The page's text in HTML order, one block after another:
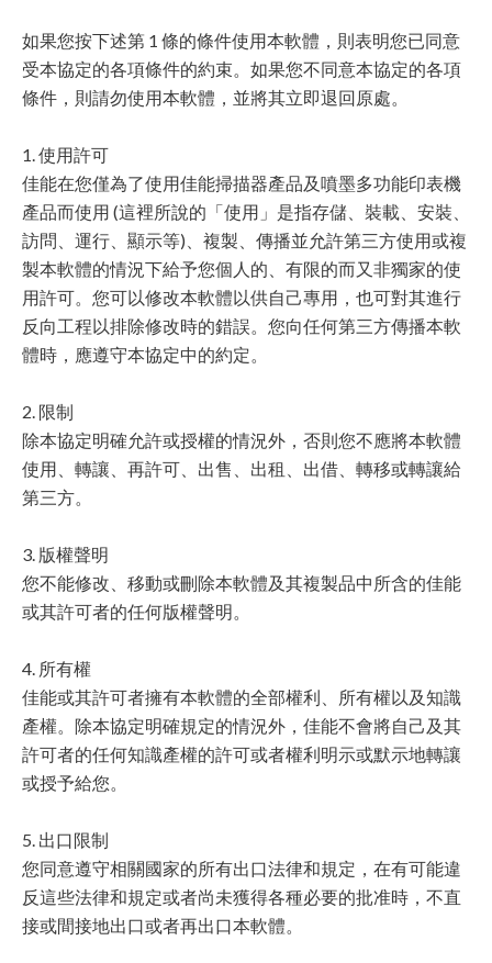
如果您按下述第 1 條的條件使用本軟體，則表明您已同意
受本協定的各項條件的約束。如果您不同意本協定的各項
條件，則請勿使用本軟體，並將其立即退回原處。
1. 使用許可
佳能在您僅為了使用佳能掃描器產品及噴墨多功能印表機
產品而使用 (這裡所說的「使用」是指存儲、裝載、安裝、
訪問、運行、顯示等)、複製、傳播並允許第三方使用或複
製本軟體的情況下給予您個人的、有限的而又非獨家的使
用許可。您可以修改本軟體以供自己專用，也可對其進行
反向工程以排除修改時的錯誤。您向任何第三方傳播本軟
體時，應遵守本協定中的約定。
2. 限制
除本協定明確允許或授權的情況外，否則您不應將本軟體
使用、轉讓、再許可、出售、出租、出借、轉移或轉讓給
第三方。
3. 版權聲明
您不能修改、移動或刪除本軟體及其複製品中所含的佳能
或其許可者的任何版權聲明。
4. 所有權
佳能或其許可者擁有本軟體的全部權利、所有權以及知識
產權。除本協定明確規定的情況外，佳能不會將自己及其
許可者的任何知識產權的許可或者權利明示或默示地轉讓
或授予給您。
5. 出口限制
您同意遵守相關國家的所有出口法律和規定，在有可能違
反這些法律和規定或者尚未獲得各種必要的批准時，不直
接或間接地出口或者再出口本軟體。